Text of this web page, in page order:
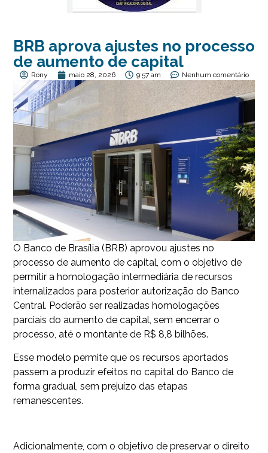
BRB aprova ajustes no processo
de aumento de capital
Rony maio 28, 2026 9:57 am Nenhum comentário
O Banco de Brasília (BRB) aprovou ajustes no
processo de aumento de capital, com o objetivo de
permitir a homologação intermediária de recursos
internalizados para posterior autorização do Banco
Central. Poderão ser realizadas homologações
parciais do aumento de capital, sem encerrar o
processo, até o montante de R$ 8,8 bilhões.
Esse modelo permite que os recursos aportados
passem a produzir efeitos no capital do Banco de
forma gradual, sem prejuízo das etapas
remanescentes.
Adicionalmente, com o objetivo de preservar o direito